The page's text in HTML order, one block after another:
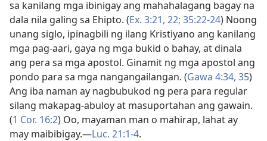
sa kanilang mga ibinigay ang mahahalagang bagay na
dala nila galing sa Ehipto. (Ex. 3:21, 22; 35:22-24) Noong
unang siglo, ipinagbili ng ilang Kristiyano ang kanilang
mga pag-aari, gaya ng mga bukid o bahay, at dinala
ang pera sa mga apostol. Ginamit ng mga apostol ang
pondo para sa mga nangangailangan. (Gawa 4:34, 35)
Ang iba naman ay nagbubukod ng pera para regular
silang makapag-abuloy at masuportahan ang gawain.
(1 Cor. 16:2) Oo, mayaman man o mahirap, lahat ay
may maibibigay.—Luc. 21:1-4.